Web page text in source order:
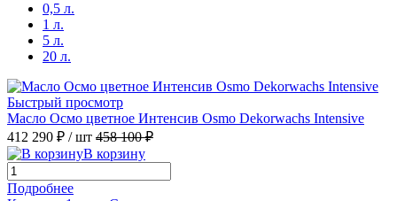
0,5 л.
1 л.
5 л.
20 л.
Быстрый просмотр
Масло Осмо цветное Интенсив Osmo Dekorwachs Intensive
412 290 ₽ / шт 458 100 ₽
В корзину
Подробнее